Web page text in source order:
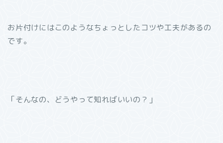
お片付けにはこのようなちょっとしたコツや工夫があるの
です。
「そんなの、どうやって知ればいいの？」